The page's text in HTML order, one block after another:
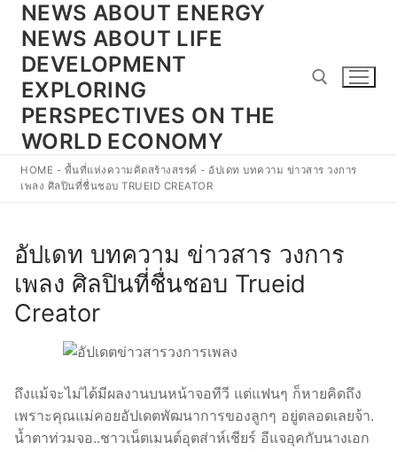
Skip
content
NEWS ABOUT ENERGY
NEWS ABOUT LIFE
DEVELOPMENT
EXPLORING
PERSPECTIVES ON THE
WORLD ECONOMY
Search for:
HOME - พื้นที่แห่งความคิดสร้างสรรค์ - อัปเดท บทความ ข่าวสาร วงการ
เพลง ศิลปินที่ชื่นชอบ TRUEID CREATOR
อัปเดท บทความ ข่าวสาร วงการ
เพลง ศิลปินที่ชื่นชอบ Trueid
Creator
ถึงแม้จะไม่ได้มีผลงานบนหน้าจอทีวี แต่แฟนๆ ก็หายคิดถึง
เพราะคุณแม่คอยอัปเดตพัฒนาการของลูกๆ อยู่ตลอดเลยจ้า.
น้ำตาท่วมจอ..ชาวเน็ตเมนต์อุตส่าห์เชียร์ อีแจอุคกับนางเอก